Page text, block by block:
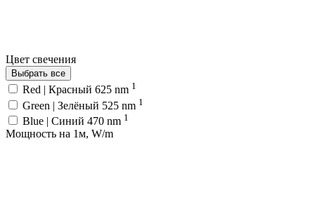
Цвет свечения
Выбрать все
Red | Красный 625 nm 1
Green | Зелёный 525 nm 1
Blue | Синий 470 nm 1
Мощность на 1м, W/m